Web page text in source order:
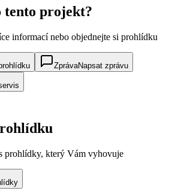
tento projekt?
informací nebo objednejte si prohlídku
ZprávaNapsat zprávu
prohlídky, který Vám vyhovuje